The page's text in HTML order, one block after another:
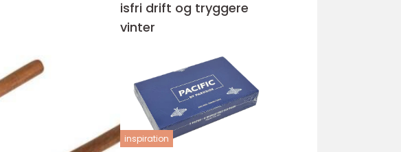
isfri drift og tryggere
vinter
inspiration